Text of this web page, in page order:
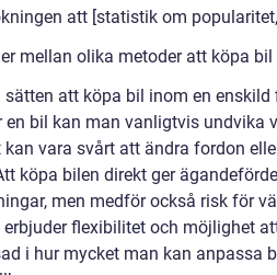
att [statistik om
mellan olika metoder att köpa
sätten att köpa bil inom en
en bil kan man vanligtvis undvika
kan vara svårt att ändra fordon
köpa bilen direkt ger
men medför också risk för
erbjuder flexibilitet och möjlighet
i hur mycket man kan anpassa